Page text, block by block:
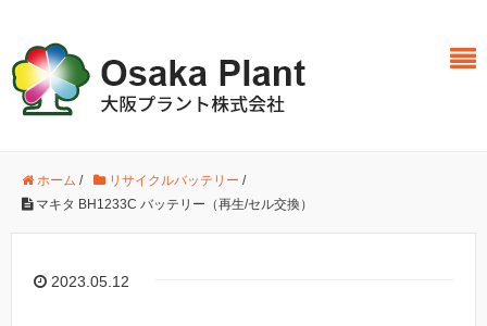
ホーム / リサイクルバッテリー /
マキタ BH1233C バッテリー（再生/セル交換）
2023.05.12